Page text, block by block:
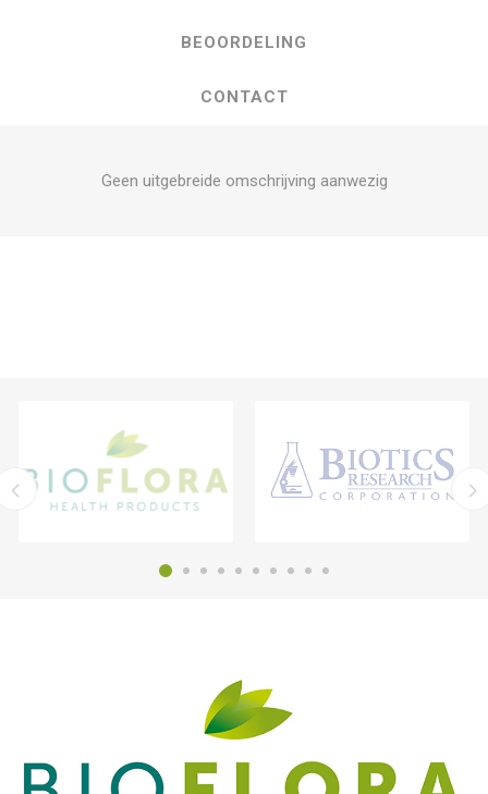
BEOORDELING
CONTACT
Geen uitgebreide omschrijving aanwezig